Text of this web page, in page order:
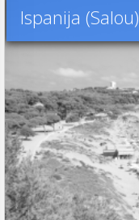
Ispanija (Salou)